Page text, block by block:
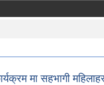
मा सहभागी